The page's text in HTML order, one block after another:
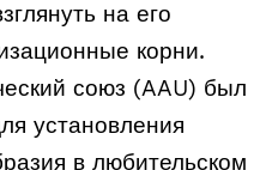
на его
корни.
союз (AAU) был
установления
в любительском